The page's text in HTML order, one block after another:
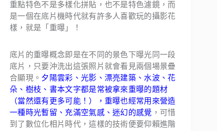
重點特色不是多樣化拼貼，也不是特色濾鏡，而
是一個在底片機時代就有許多人喜歡玩的攝影花
樣，就是「重曝」！
底片的重曝概念即是在不同的景色下曝光同一段
底片，只要沖洗出這張照片就會看見兩個場景疊
合顯現。 夕陽雲彩、光影、漂亮建築、水波、花
朵、樹枝、書本文字都是常被拿來重曝的題材
（當然還有更多可能！），重曝也經常用來營造
一種時光暫留、充滿空氣感、迷幻的感覺 ，可惜
到了數位化相片時代，這樣的技術便要仰賴進階